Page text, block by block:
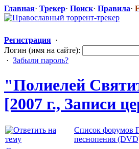
Главная· Трекер· Поиск· Правила·
Регистрация ·
Логин (имя на сайте):
· Забыли пароль?
"Полиеле​й
[2007 г., Записи
Список форумов
песнопения